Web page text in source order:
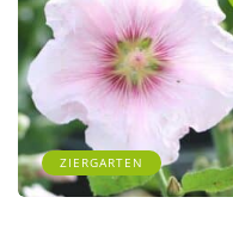
ZIERGARTEN